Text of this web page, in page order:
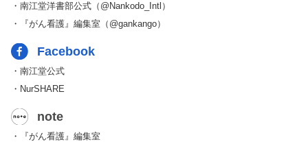
・南江堂洋書部公式（@Nankodo_Intl）
・『がん看護』編集室（@gankango）
Facebook
・南江堂公式
・NurSHARE
note
・『がん看護』編集室